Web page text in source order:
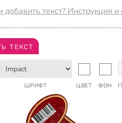
добавить текст? Инструкция
текст
ШРИФТ ЦВЕТ ФОН